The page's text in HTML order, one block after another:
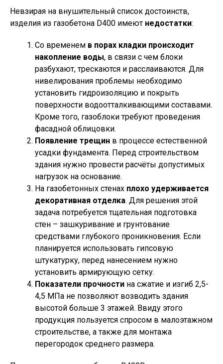
Невзирая на внушительный список достоинств,
изделия из газобетона D400 имеют недостатки:
Со временем в порах кладки происходит
накопление воды, в связи с чем блоки
разбухают, трескаются и расслаиваются. Для
нивелирования проблемы необходимо
установить гидроизоляцию и покрыть
поверхности водоотталкивающими составами.
Кроме того, газоблоки требуют проведения
фасадной облицовки.
Появление трещин в процессе естественной
усадки фундамента. Перед строительством
здания нужно провести расчёты допустимых
нагрузок на основание.
На газобетонных стенах плохо удерживается
декоративная отделка. Для решения этой
задача потребуется тщательная подготовка
стен – зашкуривание и грунтование
средствами глубокого проникновения. Если
планируется использовать гипсовую
штукатурку, перед нанесением нужно
установить армирующую сетку.
Показатели прочности на сжатие и изгиб 2,5-
4,5 МПа не позволяют возводить здания
высотой больше 3 этажей. Ввиду этого
продукция пользуется спросом в малоэтажном
строительстве, а также для монтажа
перегородок среднего размера.